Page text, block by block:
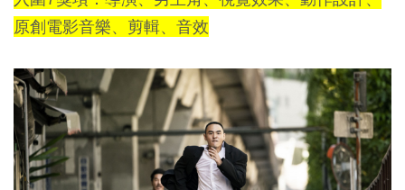
原創電影音樂、剪輯、音效